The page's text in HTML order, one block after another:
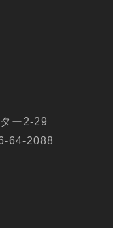
ー2-29
64-2088